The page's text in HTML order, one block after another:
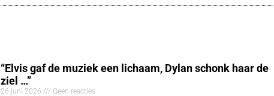
“Elvis gaf de muziek een lichaam, Dylan schonk haar de
ziel …”
26 juni 2026 Geen reacties